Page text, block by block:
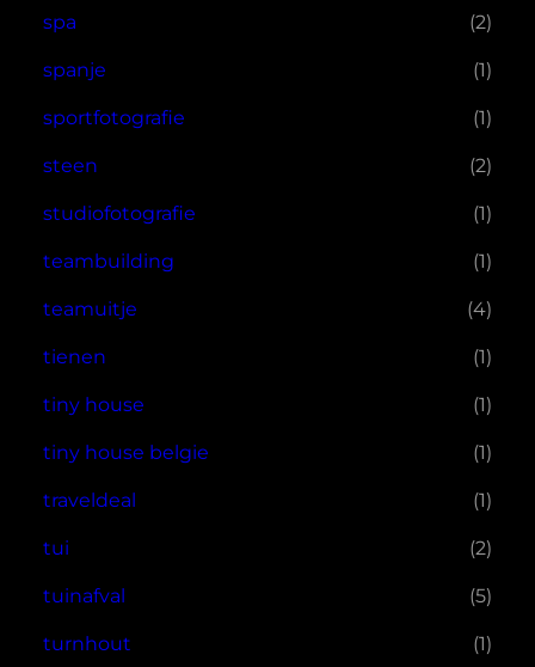
spa (2)
spanje (1)
sportfotografie (1)
steen (2)
studiofotografie (1)
teambuilding (1)
teamuitje (4)
tienen (1)
tiny house (1)
tiny house belgie (1)
traveldeal (1)
tui (2)
tuinafval (5)
turnhout (1)